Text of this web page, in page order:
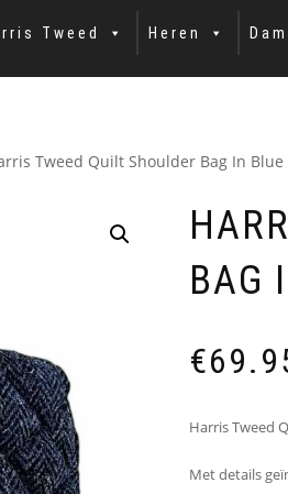
Tweed Heren
Tweed Quilt Shoulder Bag In Blue
BAG
€
Harris Tweed
Met details